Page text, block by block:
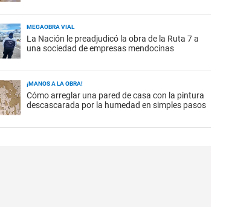
MEGAOBRA VIAL
La Nación le preadjudicó la obra de la Ruta 7 a
una sociedad de empresas mendocinas
¡MANOS A LA OBRA!
Cómo arreglar una pared de casa con la pintura
descascarada por la humedad en simples pasos